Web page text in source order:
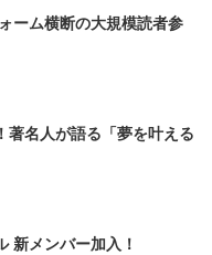
ーム横断の大規模読者参
著名人が語る「夢を叶える
新メンバー加入！